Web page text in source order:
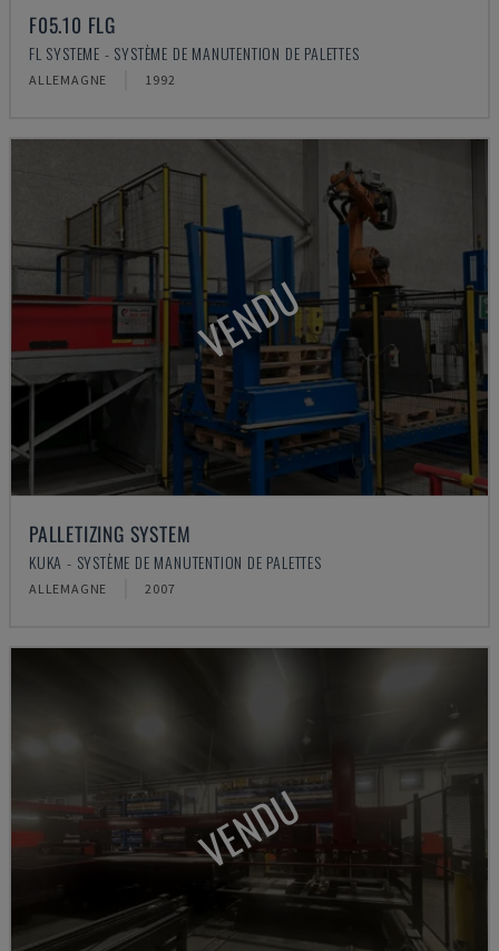
F05.10 FLG
FL SYSTEME - SYSTÈME DE MANUTENTION DE PALETTES
ALLEMAGNE 1992
VENDU
PALLETIZING SYSTEM
KUKA - SYSTÈME DE MANUTENTION DE PALETTES
ALLEMAGNE 2007
VENDU